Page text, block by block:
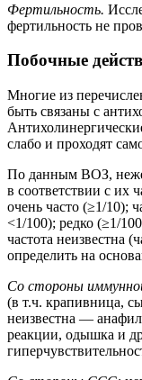
Фертильность.
фертильность не
Побочные
Многие из
быть связаны с
слабо и проходят
По данным ВОЗ,
в соответствии с их
очень часто (≥1/10);
<1/100); редко (≥1/
частота неизвестна
определить на
Со стороны
(в т.ч. крапивница,
неизвестна —
реакции, одышка и